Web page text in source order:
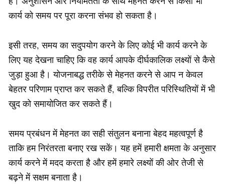
कार्य को समय पर पूरा करना संभव हो सकता है।
इसी तरह, समय का सदुपयोग करने के लिए कोई भी कार्य करने के
लिए यह देखना चाहिए कि वह कार्य आपके दीर्घकालिक लक्ष्यों से कैसे
जुड़ा हुआ है। योजनाबद्ध तरीके से मेहनत करने से आप न केवल
बेहतर परिणाम प्राप्त कर सकते हैं, बल्कि विपरीत परिस्थितियों में भी
खुद को समायोजित कर सकते हैं।
समय प्रबंधन में मेहनत का सही संतुलन बनाना बेहद महत्वपूर्ण है
ताकि हम निरंतरता बनाए रख सकें। यह हमें हमारी क्षमता के अनुसार
कार्य करने में मदद करता है और हमें हमारे लक्ष्यों की ओर तेजी से
बढ़ने में सक्षम बनाता है।